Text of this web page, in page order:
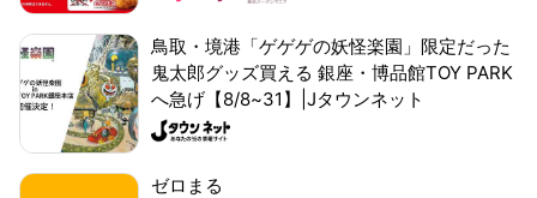
鳥取・境港「ゲゲゲの妖怪楽園」限定だった
鬼太郎グッズ買える 銀座・博品館TOY PARK
へ急げ【8/8~31】|Jタウンネット
ゼロまる